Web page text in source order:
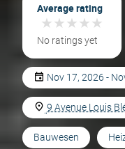
Average rating
★★★★★
★★★★★
No ratings yet
Nov 17, 2026 -
9 Avenue Louis
Bauwesen